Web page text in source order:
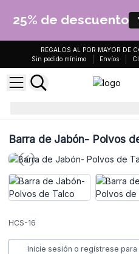
25% de descuento
REGALOS AL POR MAYOR DE
Sin pedido mínimo
Envíos
Barra de Jabón- Polvos
HCS-16
Inicie sesión o regístrese